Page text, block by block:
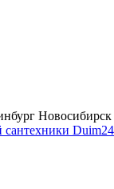
Новосибирск